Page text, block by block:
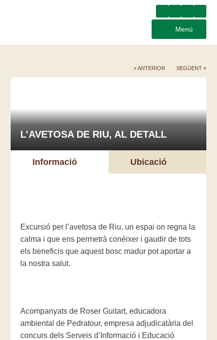
Menú
« ANTERIOR SEGÜENT »
L’AVETOSA DE RIU, AL DETALL
Informació Ubicació
Excursió per l’avetosa de Riu, un espai on regna la
calma i que ens permetrà conèixer i gaudir de tots
els beneficis que aquest bosc madur pot aportar a
la nostra salut.
Acompanyats de Roser Guitart, educadora
ambiental de Pedratour, empresa adjudicatària del
concurs dels Serveis d’Informació i Educació